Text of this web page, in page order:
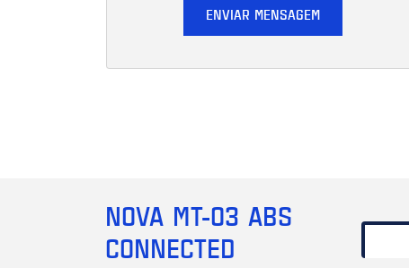
ENVIAR MENSAGEM
NOVA MT-03 ABS
CONNECTED